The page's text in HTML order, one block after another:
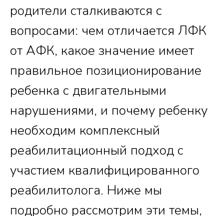
родители сталкиваются с
вопросами: чем отличается ЛФК
от АФК, какое значение имеет
правильное позиционирование
ребенка с двигательными
нарушениями, и почему ребенку
необходим комплексный
реабилитационный подход с
участием квалифицированного
реабилитолога. Ниже мы
подробно рассмотрим эти темы,